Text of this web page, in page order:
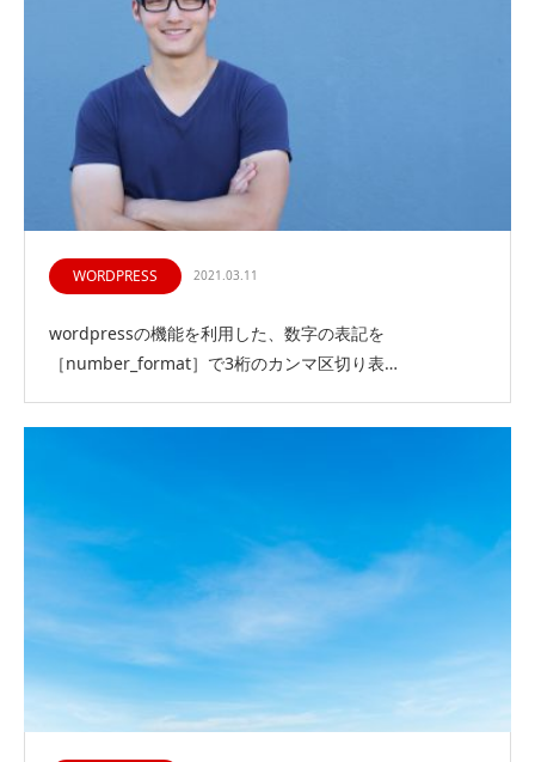
WORDPRESS 2021.03.11
wordpressの機能を利用した、数字の表記を
［number_format］で3桁のカンマ区切り表…